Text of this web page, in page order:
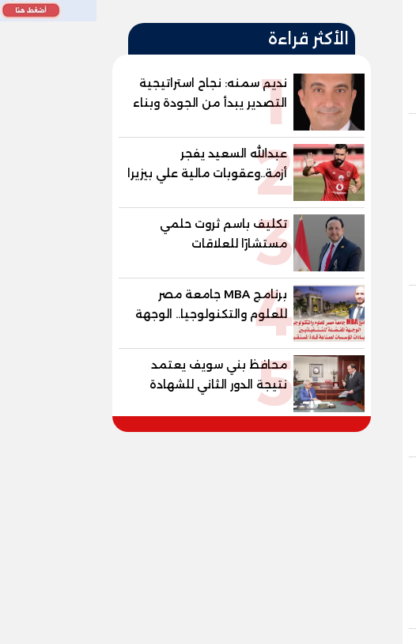
الأكثر قراءة
1
نديم سمنه: نجاح استراتيجية
التصدير يبدأ من الجودة وبناء
الثقة في شعار "صنع في
مصر"
2
عبدالله السعيد يفجر
أزمة..وعقوبات مالية علي بيزيرا
وبانزا
3
تكليف باسم ثروت حلمي
مستشارًا للعلاقات
الدبلوماسية وعضوًا بالهيئة
«جاد جمينت يوإن»
4
برنامج MBA جامعة مصر
للعلوم والتكنولوجيا.. الوجهة
المفضلة للتنفيذيين وقيادات
المستقبل
5
محافظ بني سويف يعتمد
نتيجة الدور الثاني للشهادة
الإعدادية العامة بنسبة